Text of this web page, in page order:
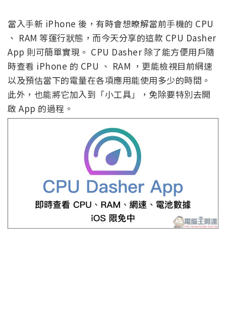
當入手新 iPhone 後，有時會想暸解當前手機的 CPU
、 RAM 等運行狀態，而今天分享的這款 CPU Dasher
App 則可簡單實現。 CPU Dasher 除了能方便用戶隨
時查看 iPhone 的 CPU 、 RAM ，更能檢視目前網速
以及預估當下的電量在各項應用能使用多少的時間。
此外，也能將它加入到「小工具」，免除要特別去開
啟 App 的過程。